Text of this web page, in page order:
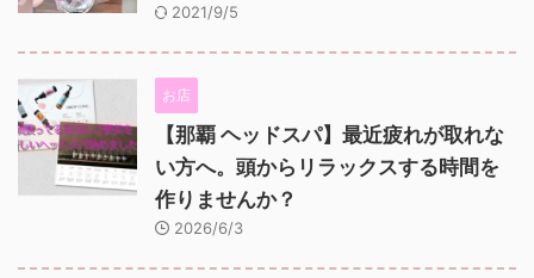
2021/9/5
お店
【那覇 ヘッドスパ】最近疲れが取れな
い方へ。頭からリラックスする時間を
作りませんか？
2026/6/3